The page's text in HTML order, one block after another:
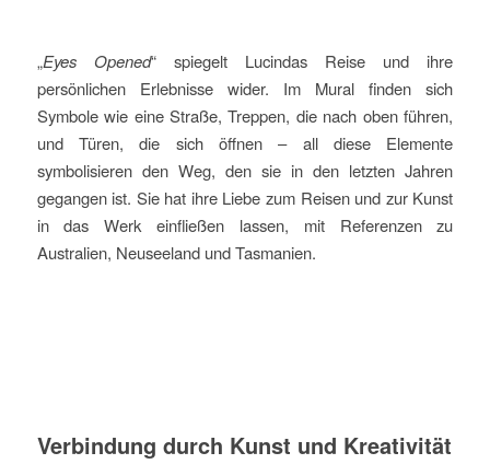
„Eyes Opened“ spiegelt Lucindas Reise und ihre
persönlichen Erlebnisse wider. Im Mural finden sich
Symbole wie eine Straße, Treppen, die nach oben führen,
und Türen, die sich öffnen – all diese Elemente
symbolisieren den Weg, den sie in den letzten Jahren
gegangen ist. Sie hat ihre Liebe zum Reisen und zur Kunst
in das Werk einfließen lassen, mit Referenzen zu
Australien, Neuseeland und Tasmanien.
Verbindung durch Kunst und Kreativität